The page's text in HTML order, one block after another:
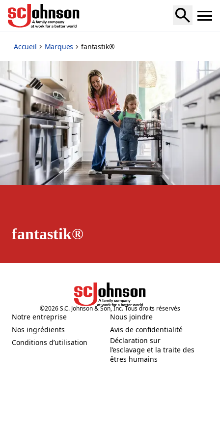
fantastik
Accueil Marques fantastik®
fantastik®
©2026S.C. Johnson & Son, Inc. Tous droits réservés
Notre entreprise
(Opens in a new tab)
Nos ingrédients
(Opens in a new tab)
Conditions d’utilisation
(Opens in a new tab)
Nous joindre
(Opens in a new tab)
Avis de confidentialité
(Opens in a new tab)
Déclaration sur
l’esclavage et la traite des
êtres humains
(Opens in a new tab)